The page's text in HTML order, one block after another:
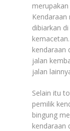
dibiarkan
kendaraan
jalan
jalan
Selain itu
pemilik
bingung
kendaraan